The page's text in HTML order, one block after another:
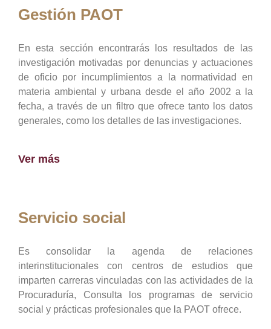
Gestión PAOT
En esta sección encontrarás los resultados de las
investigación motivadas por denuncias y actuaciones
de oficio por incumplimientos a la normatividad en
materia ambiental y urbana desde el año 2002 a la
fecha, a través de un filtro que ofrece tanto los datos
generales, como los detalles de las investigaciones.
Ver más
Servicio social
Es consolidar la agenda de relaciones
interinstitucionales con centros de estudios que
imparten carreras vinculadas con las actividades de la
Procuraduría, Consulta los programas de servicio
social y prácticas profesionales que la PAOT ofrece.